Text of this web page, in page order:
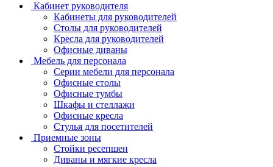
Кабинет руководителя
Кабинеты для руководителей
Столы для руководителей
Кресла для руководителей
Офисные диваны
Мебель для персонала
Серии мебели для персонала
Офисные столы
Офисные тумбы
Шкафы и стеллажи
Офисные кресла
Стулья для посетителей
Приемные зоны
Стойки ресепшен
Диваны и мягкие кресла